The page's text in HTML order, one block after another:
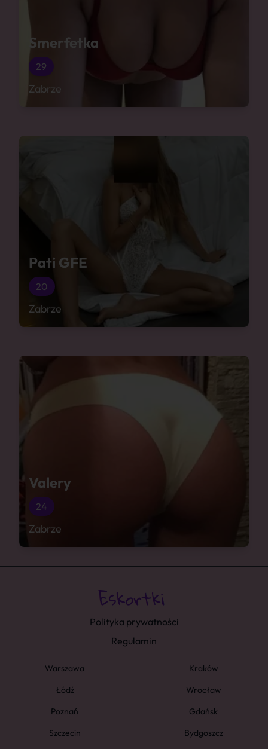
Smerfetka
29
Zabrze
Pati GFE
20
Zabrze
Valery
24
Zabrze
Polityka prywatności
Regulamin
Warszawa
Kraków
Łódź
Wrocław
Poznań
Gdańsk
Szczecin
Bydgoszcz